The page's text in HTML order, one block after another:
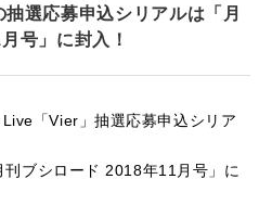
選応募申込シリアルは「月
号」に封入！
「Vier」抽選応募申込シリア
ブシロード 2018年11月号」に